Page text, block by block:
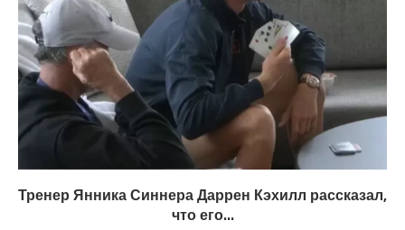
Тренер Янника Синнера Даррен Кэхилл рассказал,
что его...